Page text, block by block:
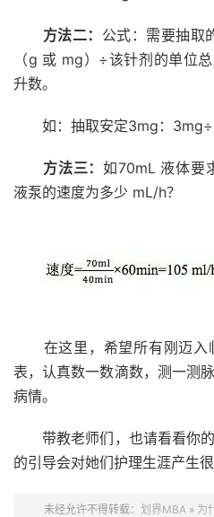
方法二： 公式：需要抽取
（g 或 mg）÷该针剂的单位
升数。
如：抽取安定3mg：
方法三：如70mL 液体要
液泵的速度为多少 mL/h？
在这里，希望所有刚迈
表，认真数一数滴数，测一测
病情。
带教老师们，也请看看你
的引导会对她们护理生涯产生很
未经允许不得转载： 划界MBA » 为